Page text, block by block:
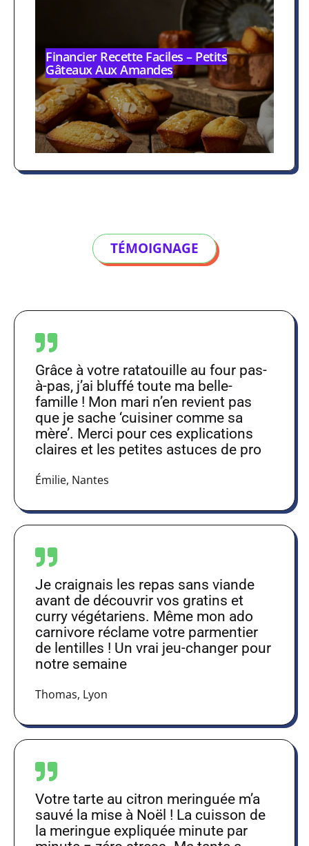
Financier Recette Faciles – Petits
Gâteaux Aux Amandes
TÉMOIGNAGE
Grâce à votre ratatouille au four​ pas-
à-pas, j’ai bluffé toute ma belle-
famille ! Mon mari n’en revient pas
que je sache ‘cuisiner comme sa
mère’. Merci pour ces explications
claires et les petites astuces de pro
Émilie, Nantes
Je craignais les repas sans viande
avant de découvrir vos gratins et
curry végétariens. Même mon ado
carnivore réclame votre parmentier
de lentilles ! Un vrai jeu-changer pour
notre semaine
Thomas, Lyon
Votre tarte au citron meringuée m’a
sauvé la mise à Noël ! La cuisson de
la meringue expliquée minute par